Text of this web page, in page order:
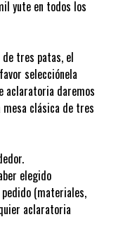
yute en todos los
de tres patas, el
selecciónela
aclaratoria daremos
clásica de tres
elegido
(materiales,
aclaratoria